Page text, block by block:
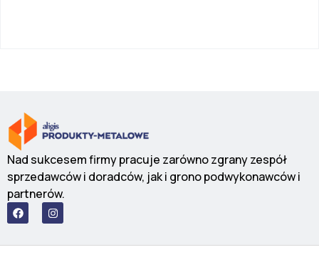
Nad sukcesem firmy pracuje zarówno zgrany zespół
sprzedawców i doradców, jak i grono podwykonawców i
partnerów.
F
a
c
b
I
n
s
a